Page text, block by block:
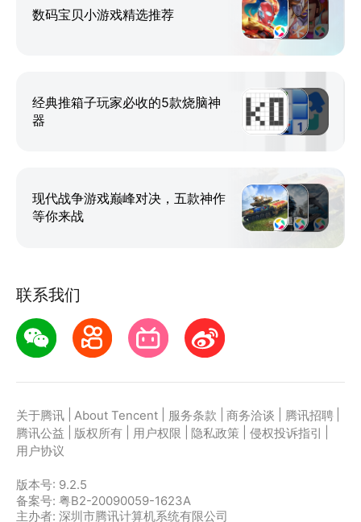
数码宝贝小游戏精选推荐
经典推箱子玩家必收的5款烧脑神
器
现代战争游戏巅峰对决，五款神作
等你来战
联系我们
关于腾讯 About Tencent 服务条款 商务洽谈 腾讯招聘
腾讯公益
版权所有 用户权限 隐私政策 侵权投诉指引
用户协议
版本号: 9.2.5
备案号: 粤B2-20090059-1623A
主办者: 深圳市腾讯计算机系统有限公司